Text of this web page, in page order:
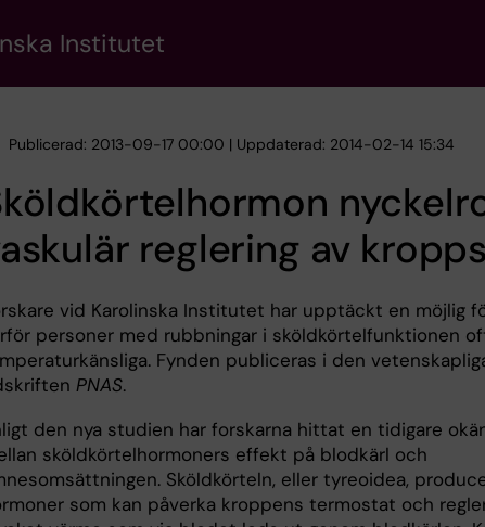
Institutet
Publicerad: 2013-09-17 00:00 | Uppdaterad: 2014-02-14 15:34
reglering av
vid Karolinska Institutet har upptäckt en möjlig
personer med rubbningar i sköldkörtelfunktionen
Fynden publiceras i den
PNAS.
den nya studien har forskarna hittat en tidigare
sköldkörtelhormoners effekt på blodkärl och
Sköldkörteln, eller tyreoidea,
som kan påverka kroppens termostat och